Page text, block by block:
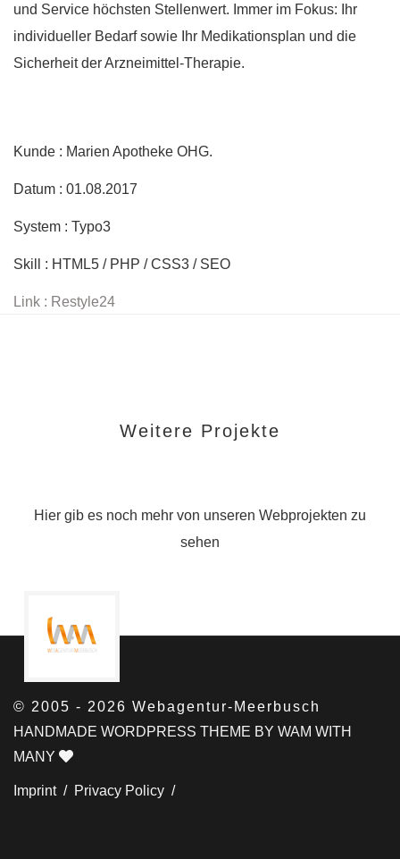
und Service höchsten Stellenwert. Immer im Fokus: Ihr
individueller Bedarf sowie Ihr Medikationsplan und die
Sicherheit der Arzneimittel-Therapie.
Kunde : Marien Apotheke OHG.
Datum : 01.08.2017
System : Typo3
Skill : HTML5 / PHP / CSS3 / SEO
Link : Restyle24
Weitere Projekte
Hier gib es noch mehr von unseren Webprojekten zu
sehen
© 2005 - 2026 Webagentur-Meerbusch
HANDMADE WORDPRESS THEME BY WAM WITH
MANY
Imprint / Privacy Policy /